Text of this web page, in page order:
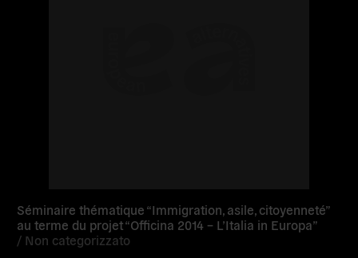
Séminaire thématique “Immigration, asile, citoyenneté”
au terme du projet “Officina 2014 – L’Italia in Europa”
/ Non categorizzato